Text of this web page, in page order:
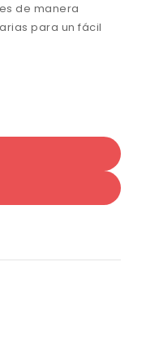
de manera
para un fácil